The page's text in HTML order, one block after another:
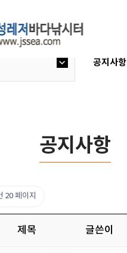
공지사항
공지사항
20 페이지
제목 글쓴이